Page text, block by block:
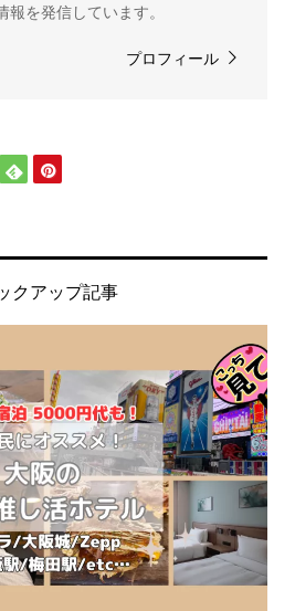
を発信しています。
プロフィール
クアップ記事